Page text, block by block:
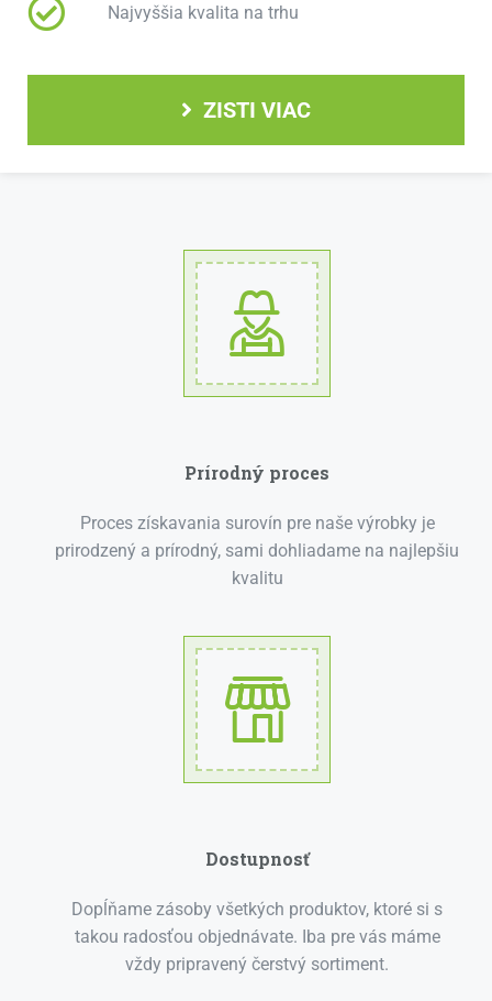
Najvyššia kvalita na trhu
ZISTI VIAC
Prírodný proces
Proces získavania surovín pre naše výrobky je
prirodzený a prírodný, sami dohliadame na najlepšiu
kvalitu
Dostupnosť
Dopĺňame zásoby všetkých produktov, ktoré si s
takou radosťou objednávate. Iba pre vás máme
vždy pripravený čerstvý sortiment.